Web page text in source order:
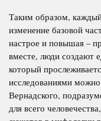
Таким образом,
изменение базовой
настрое и повышая –
вместе, люди создают
который
исследованиями
Вернадского,
для всего